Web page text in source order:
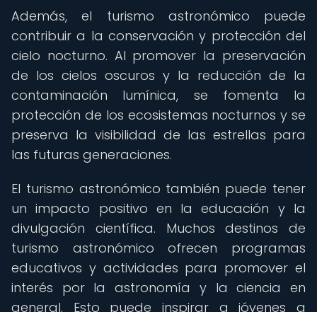
Además, el turismo astronómico puede
contribuir a la conservación y protección del
cielo nocturno. Al promover la preservación
de los cielos oscuros y la reducción de la
contaminación lumínica, se fomenta la
protección de los ecosistemas nocturnos y se
preserva la visibilidad de las estrellas para
las futuras generaciones.
El turismo astronómico también puede tener
un impacto positivo en la educación y la
divulgación científica. Muchos destinos de
turismo astronómico ofrecen programas
educativos y actividades para promover el
interés por la astronomía y la ciencia en
general. Esto puede inspirar a jóvenes a